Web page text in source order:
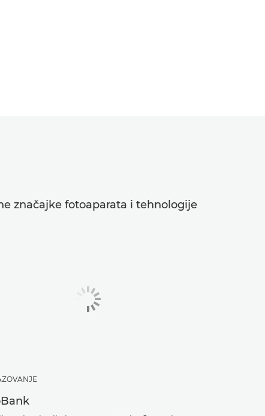
značajke fotoaparata i tehnologije